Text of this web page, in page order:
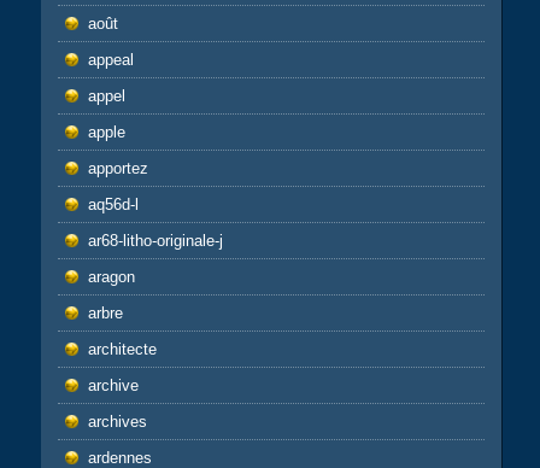
août
appeal
appel
apple
apportez
aq56d-l
ar68-litho-originale-j
aragon
arbre
architecte
archive
archives
ardennes